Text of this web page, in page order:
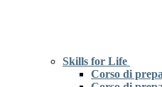
Skills for Life
Corso di